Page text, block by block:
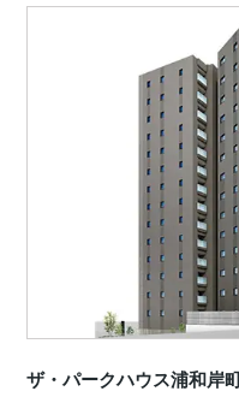
ザ・パークハウス浦和岸